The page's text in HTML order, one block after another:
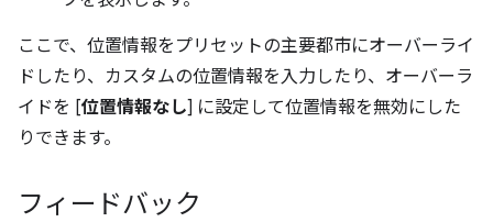
ここで、位置情報をプリセットの主要都市にオーバーライ
ドしたり、カスタムの位置情報を入力したり、オーバーラ
イドを [位置情報なし] に設定して位置情報を無効にした
りできます。
フィードバック